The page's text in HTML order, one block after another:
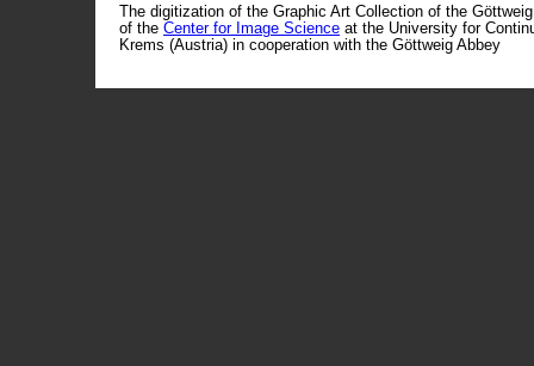
The digitization of the Graphic Art Collection of the
of the Center for Image Science at the University for
Krems (Austria) in cooperation with the Göttweig Abbey